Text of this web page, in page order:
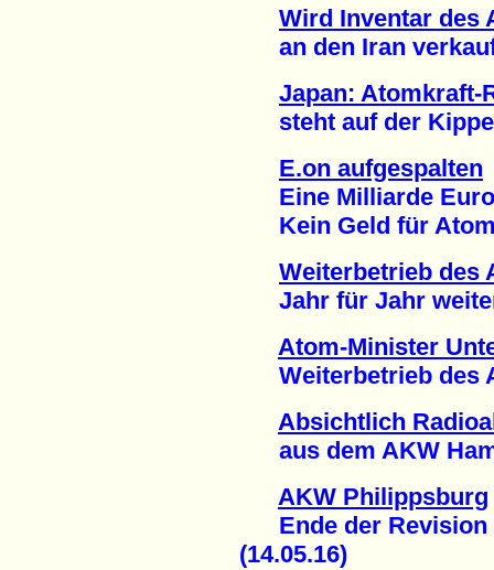
Wird Inventar des
an den Iran
Japan: Atomkraft-
steht auf der Kippe
E.on aufgespalten
Eine Milliarde Euro
Kein Geld für
Weiterbetrieb des
Jahr für Jahr
Atom-Minister
Weiterbetrieb des
Absichtlich
aus dem AKW
AKW Philippsburg
Ende der Revision
(14.05.16)